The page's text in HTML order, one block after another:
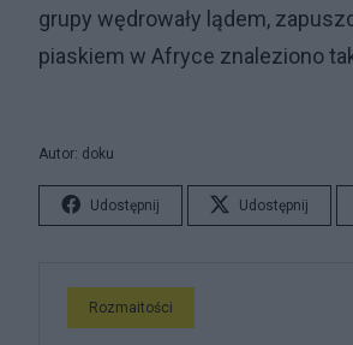
grupy wędrowały lądem,
piaskiem w Afryce znaleziono
Autor: doku
Udostępnij Udostępnij
Rozmaitości